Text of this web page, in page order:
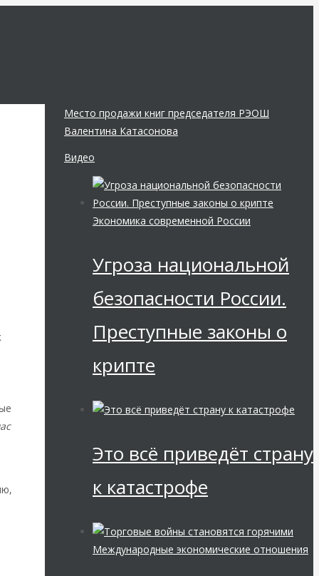
Место продажи книг председателя РЭОШ
Валентина Катасонова
Видео
Экономика современной России
Угроза национальной
безопасности России.
Преступные законы о
крипте
Это всё приведёт страну
к катастрофе
Международные экономические отношения